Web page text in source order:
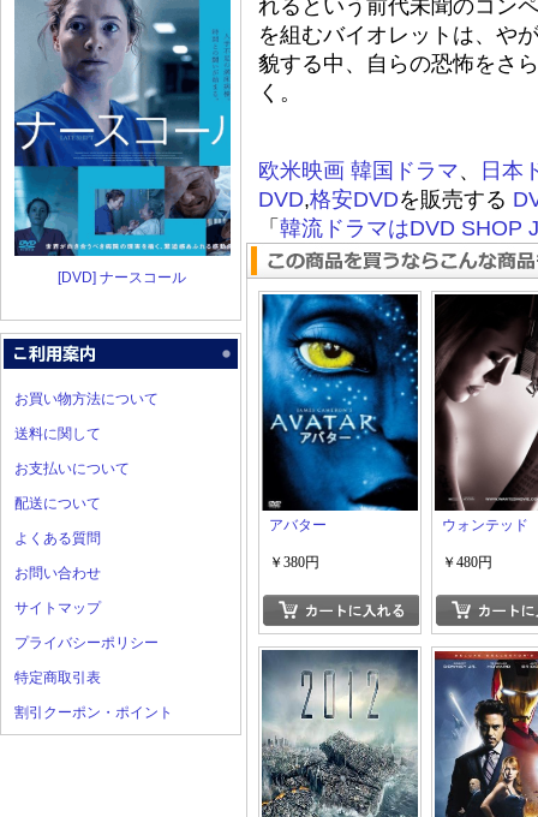
[DVD] ナースコール
お買い物方法について
送料に関して
お支払いについて
配送について
よくある質問
お問い合わせ
サイトマップ
プライバシーポリシー
特定商取引表
割引クーポン・ポイント
れるという前代未聞のコン
を組むバイオレットは、や
貌する中、自らの恐怖をさ
く。
欧米映画 韓国ドラマ、
日本
DVD,格安DVDを販売する
「 韓流ドラマはDVD SHOP
アバター
￥380円
ウォンテッド
￥480円